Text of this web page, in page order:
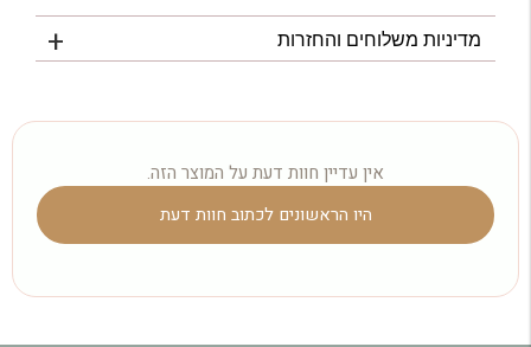
מדיניות משלוחים והחזרות
אין עדיין חוות דעת על המוצר הזה.
היו הראשונים לכתוב חוות דעת